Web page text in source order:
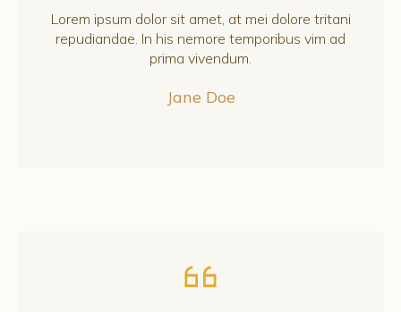
Lorem ipsum dolor sit amet, at mei dolore tritani
repudiandae. In his nemore temporibus vim ad
prima vivendum.
Jane Doe